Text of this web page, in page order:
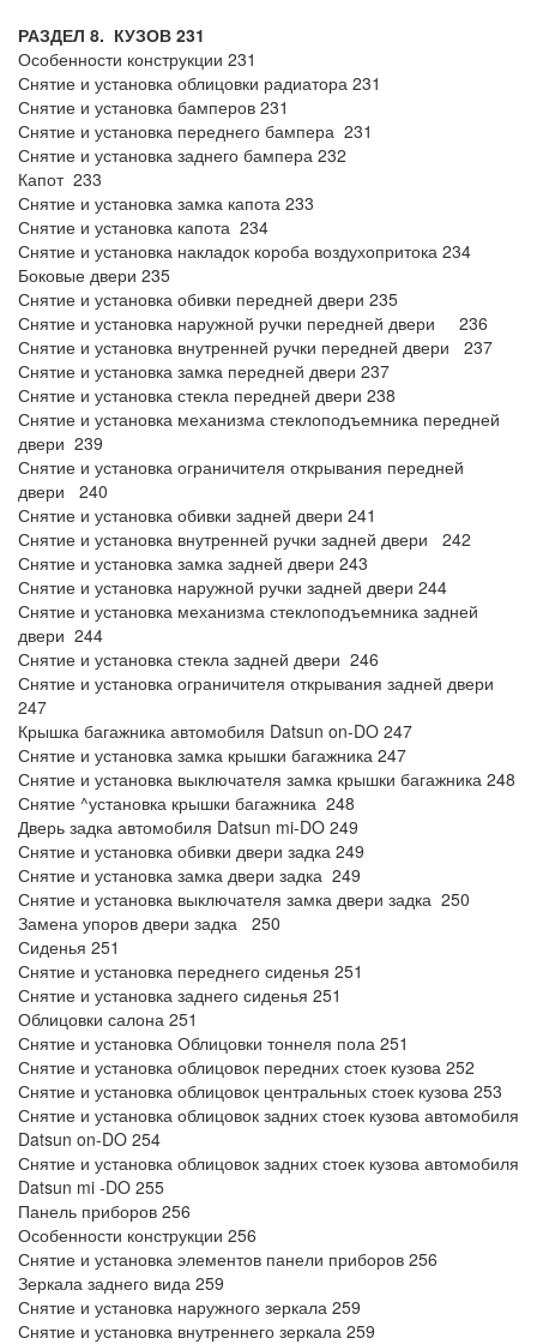
РАЗДЕЛ 8. КУЗОВ 231
Особенности конструкции 231
Снятие и установка облицовки радиатора 231
Снятие и установка бамперов 231
Снятие и установка переднего бампера 231
Снятие и установка заднего бампера 232
Капот 233
Снятие и установка замка капота 233
Снятие и установка капота 234
Снятие и установка накладок короба воздухопритока 234
Боковые двери 235
Снятие и установка обивки передней двери 235
Снятие и установка наружной ручки передней двери 236
Снятие и установка внутренней ручки передней двери 237
Снятие и установка замка передней двери 237
Снятие и установка стекла передней двери 238
Снятие и установка механизма стеклоподъемника передней
двери 239
Снятие и установка ограничителя открывания передней
двери 240
Снятие и установка обивки задней двери 241
Снятие и установка внутренней ручки задней двери 242
Снятие и установка замка задней двери 243
Снятие и установка наружной ручки задней двери 244
Снятие и установка механизма стеклоподъемника задней
двери 244
Снятие и установка стекла задней двери 246
Снятие и установка ограничителя открывания задней двери
247
Крышка багажника автомобиля Datsun on-DO 247
Снятие и установка замка крышки багажника 247
Снятие и установка выключателя замка крышки багажника 248
Снятие ^установка крышки багажника 248
Дверь задка автомобиля Datsun mi-DO 249
Снятие и установка обивки двери задка 249
Снятие и установка замка двери задка 249
Снятие и установка выключателя замка двери задка 250
Замена упоров двери задка 250
Сиденья 251
Снятие и установка переднего сиденья 251
Снятие и установка заднего сиденья 251
Облицовки салона 251
Снятие и установка Облицовки тоннеля пола 251
Снятие и установка облицовок передних стоек кузова 252
Снятие и установка облицовок центральных стоек кузова 253
Снятие и установка облицовок задних стоек кузова автомобиля
Datsun on-DO 254
Снятие и установка облицовок задних стоек кузова автомобиля
Datsun mi -DO 255
Панель приборов 256
Особенности конструкции 256
Снятие и установка элементов панели приборов 256
Зеркала заднего вида 259
Снятие и установка наружного зеркала 259
Снятие и установка внутреннего зеркала 259